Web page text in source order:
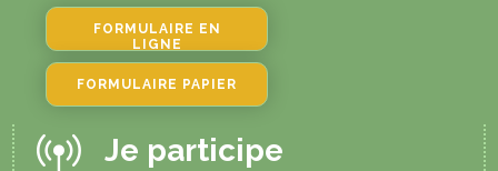
FORMULAIRE EN
LIGNE
FORMULAIRE PAPIER
Je participe